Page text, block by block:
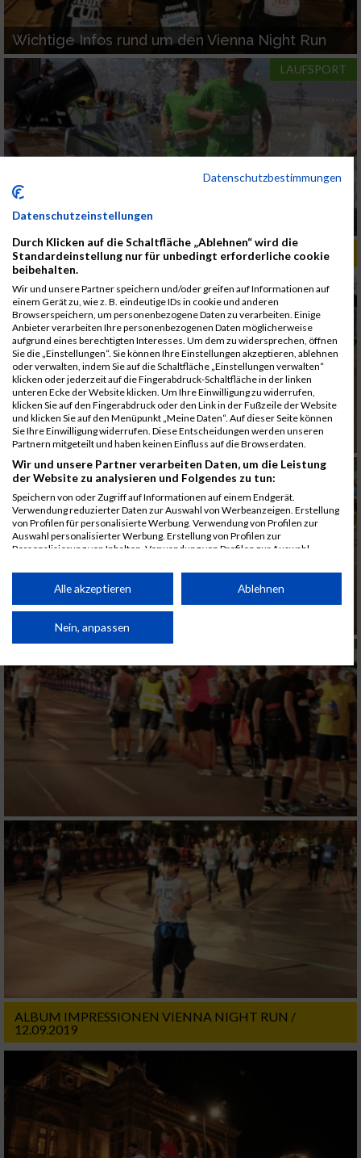
Wichtige Infos rund um den Vienna Night Run
LAUFSPORT
Finale der x cross run Serie
ALBUM VIENNA NIGHT RUN 2019 / 25.09.2019
ALBUM IMPRESSIONEN VIENNA NIGHT RUN /
12.09.2019
Datenschutzbestimmungen
Datenschutzeinstellungen
Durch Klicken auf die Schaltfläche „Ablehnen“ wird die
Standardeinstellung nur für unbedingt erforderliche cookie
beibehalten.
Wir und unsere Partner speichern und/oder greifen auf Informationen auf
einem Gerät zu, wie z. B. eindeutige IDs in cookie und anderen
Browserspeichern, um personenbezogene Daten zu verarbeiten. Einige
Anbieter verarbeiten Ihre personenbezogenen Daten möglicherweise
aufgrund eines berechtigten Interesses. Um dem zu widersprechen, öffnen
Sie die „Einstellungen“. Sie können Ihre Einstellungen akzeptieren, ablehnen
oder verwalten, indem Sie auf die Schaltfläche „Einstellungen verwalten“
klicken oder jederzeit auf die Fingerabdruck-Schaltfläche in der linken
unteren Ecke der Website klicken. Um Ihre Einwilligung zu widerrufen,
klicken Sie auf den Fingerabdruck oder den Link in der Fußzeile der Website
und klicken Sie auf den Menüpunkt „Meine Daten“. Auf dieser Seite können
Sie Ihre Einwilligung widerrufen. Diese Entscheidungen werden unseren
Partnern mitgeteilt und haben keinen Einfluss auf die Browserdaten.
Wir und unsere Partner verarbeiten Daten, um die Leistung
der Website zu analysieren und Folgendes zu tun:
Speichern von oder Zugriff auf Informationen auf einem Endgerät.
Verwendung reduzierter Daten zur Auswahl von Werbeanzeigen. Erstellung
von Profilen für personalisierte Werbung. Verwendung von Profilen zur
Auswahl personalisierter Werbung. Erstellung von Profilen zur
Personalisierung von Inhalten. Verwendung von Profilen zur Auswahl
Performance von Inhalten. Analyse von Zielgruppen durch Statistiken oder
Kombinationen von Daten aus verschiedenen Quellen. Entwicklung und
von Inhalten.
Daten können außerhalb der Europäischen Union weitergegeben und in die
Website/App.
Partnerliste anzeigen (1 IAB-Anbieter)
Wir nutzen Ihre Daten für folgende Zwecke:
IAB-Verarbeitungszwecke:
Speichern von oder Zugriff auf Informationen
Verwendung reduzierter Daten zur Auswahl
von Werbeanzeigen
Erstellung von Profilen für personalisierte
Werbung
Verwendung von Profilen zur Auswahl
personalisierter Werbung
Erstellung von Profilen zur Personalisierung
Verwendung von Profilen zur Auswahl
personalisierter Inhalte
Messung der Werbeleistung
Messung der Performance von Inhalten
Alle akzeptieren Ablehnen
Nein, anpassen